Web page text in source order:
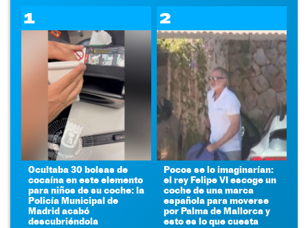
1
Ocultaba 30 bolsas de
cocaína en este elemento
para niños de su coche: la
Policía Municipal de
Madrid acabó
descubriéndola
2
Pocos se lo imaginarían:
el rey Felipe VI escoge un
coche de una marca
española para moverse
por Palma de Mallorca y
esto es lo que cuesta